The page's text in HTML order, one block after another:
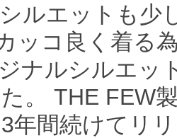
ルエットも少
ッコ良く着る
ナルシルエッ
。 THE FEW
年間続けてリ